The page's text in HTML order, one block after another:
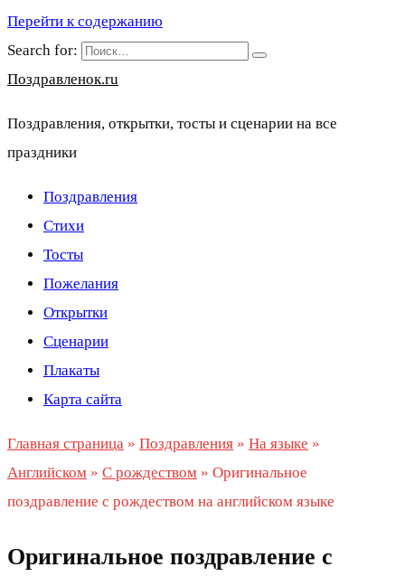
Перейти к содержанию
Search for:
Поздравленок.ru
Поздравления, открытки, тосты и сценарии на все
праздники
Поздравления
Стихи
Тосты
Пожелания
Открытки
Сценарии
Плакаты
Карта сайта
Главная страница » Поздравления » На языке »
Английском » С рождеством » Оригинальное
поздравление с рождеством на английском языке
Оригинальное поздравление с